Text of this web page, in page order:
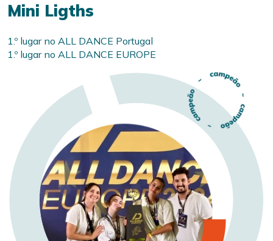
Mini Ligths
1.º lugar no ALL DANCE Portugal
1.º lugar no ALL DANCE EUROPE